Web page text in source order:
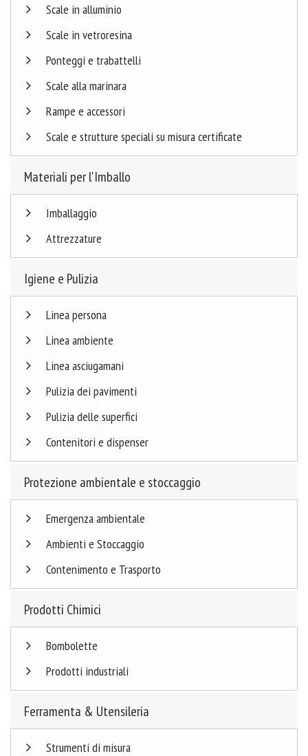
Scale in alluminio
Scale in vetroresina
Ponteggi e trabattelli
Scale alla marinara
Rampe e accessori
Scale e strutture speciali su misura certificate
Materiali per l'Imballo
Imballaggio
Attrezzature
Igiene e Pulizia
Linea persona
Linea ambiente
Linea asciugamani
Pulizia dei pavimenti
Pulizia delle superfici
Contenitori e dispenser
Protezione ambientale e stoccaggio
Emergenza ambientale
Ambienti e Stoccaggio
Contenimento e Trasporto
Prodotti Chimici
Bombolette
Prodotti industriali
Ferramenta & Utensileria
Strumenti di misura